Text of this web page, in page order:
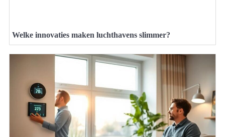
Welke innovaties maken luchthavens slimmer?